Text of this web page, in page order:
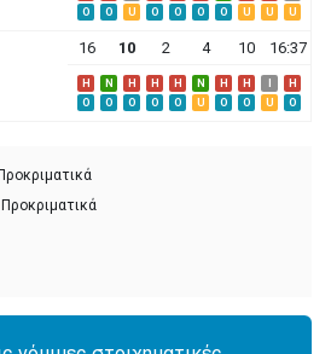
O
O U O O O O U U U
16 10 2 4 10 16:37
H N H H H N H H
H
O
O O O O U O O U O